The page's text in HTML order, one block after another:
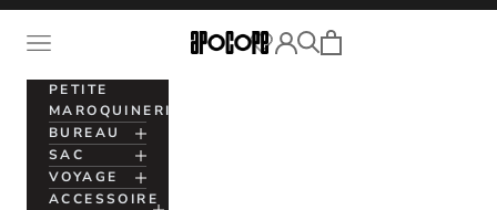
Passer au contenu
Apocope
Ouvrir la navigation Ouvrir le compte utilisation
Ouvrir la recherche
Voir le panier
PETITE
MAROQUINERIE
BUREAU
SAC
VOYAGE
ACCESSOIRE